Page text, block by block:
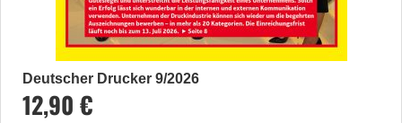
Deutscher Drucker 9/2026
12,90 €